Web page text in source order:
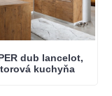
dub lancelot,
kuchyňa